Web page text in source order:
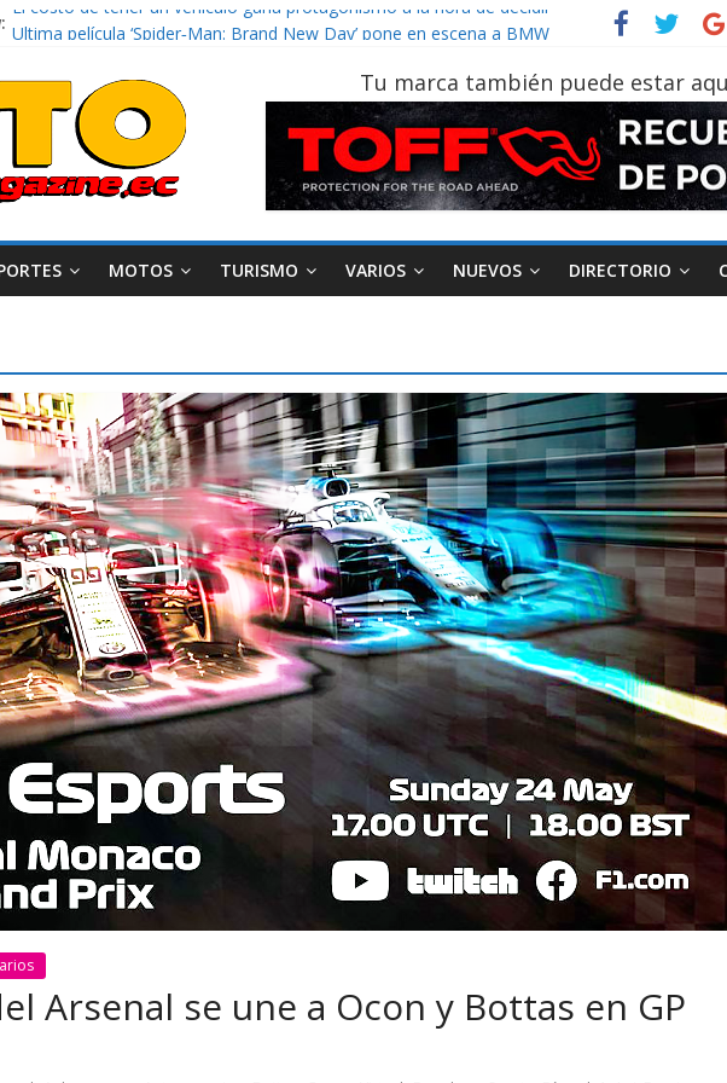
El costo de tener un vehículo gana protagonismo a la hora de decidir
¿Qué puede pasar con tu vehículo si permanece varios días sin usar?
La Vuelta al Ecuador 2026, edición 47ª, recorre 7 provincias en 8 días
La FEDAK recibe 12 Sinotruk Bolden para cubrir las rutas de La Vuelta
Tu marca también puede estar
MOTOS TURISMO VARIOS NUEVOS DIRECTORIO
Arsenal se une a Ocon y Bottas en GP
Movilidad Turismo Varios
¿Qué puede pasar con tu
vehículo si permanece
varios días sin usar?
AEADE Industria Motociclismo
Movilidad
Campaña busca cambiar
destino de los
en la región